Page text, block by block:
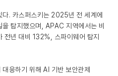
다. 카스퍼스키는 2025년 전 세계에
탐지했으며, APAC 지역에서는 비
전년 대비 132%, 스파이웨어 탐지
응하기 위해 AI 기반 보안관제